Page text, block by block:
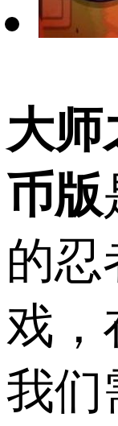
大师
币版
的忍
戏，
我们